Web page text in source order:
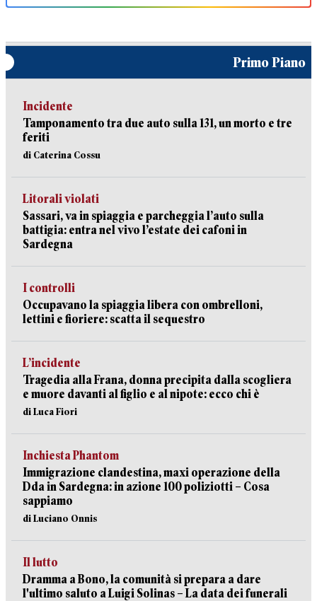
Primo Piano
Incidente
Tamponamento tra due auto sulla 131, un morto e tre
feriti
di Caterina Cossu
Litorali violati
Sassari, va in spiaggia e parcheggia l’auto sulla
battigia: entra nel vivo l’estate dei cafoni in
Sardegna
I controlli
Occupavano la spiaggia libera con ombrelloni,
lettini e fioriere: scatta il sequestro
L’incidente
Tragedia alla Frana, donna precipita dalla scogliera
e muore davanti al figlio e al nipote: ecco chi è
di Luca Fiori
Inchiesta Phantom
Immigrazione clandestina, maxi operazione della
Dda in Sardegna: in azione 100 poliziotti – Cosa
sappiamo
di Luciano Onnis
Il lutto
Dramma a Bono, la comunità si prepara a dare
l'ultimo saluto a Luigi Solinas – La data dei funerali